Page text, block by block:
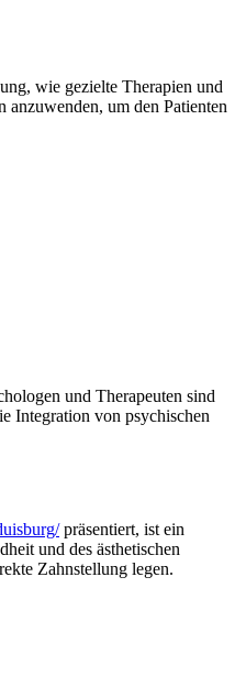
wie gezielte Therapien und
um den Patienten
und Therapeuten sind
Integration von psychischen
präsentiert, ist ein
und des ästhetischen
Zahnstellung legen.